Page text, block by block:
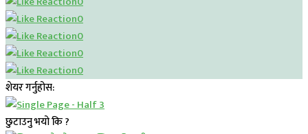
0
0
0
0
शेयर गर्नुहोस:
छुटाउनु भयो कि ?